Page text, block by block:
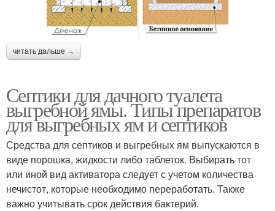
читать дальше →
Септики для дачного туалета
выгребной ямы. Типы препаратов
для выгребных ям и септиков
Средства для септиков и выгребных ям выпускаются в
виде порошка, жидкости либо таблеток. Выбирать тот
или иной вид активатора следует с учетом количества
нечистот, которые необходимо переработать. Также
важно учитывать срок действия бактерий.